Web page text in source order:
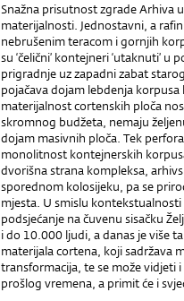
Snažna prisutnost zgrade Arhiva
materijalnosti. Jednostavni, a
nebrušenim teracom i gornjih
su ‘čelični’ kontejneri ‘utaknuti’
prigradnje uz zapadni zabat
pojačava dojam lebdenja
materijalnost cortenskih ploča
skromnog budžeta, nemaju
dojam masivnih ploča. Tek
monolitnost kontejnerskih
dvorišna strana kompleksa,
sporednom kolosijeku, pa se
mjesta. U smislu
podsjećanje na čuvenu sisačku
i do 10.000 ljudi, a danas je više
materijala cortena, koji sadržava
transformacija, te se može vidjeti
prošlog vremena, a primit će i